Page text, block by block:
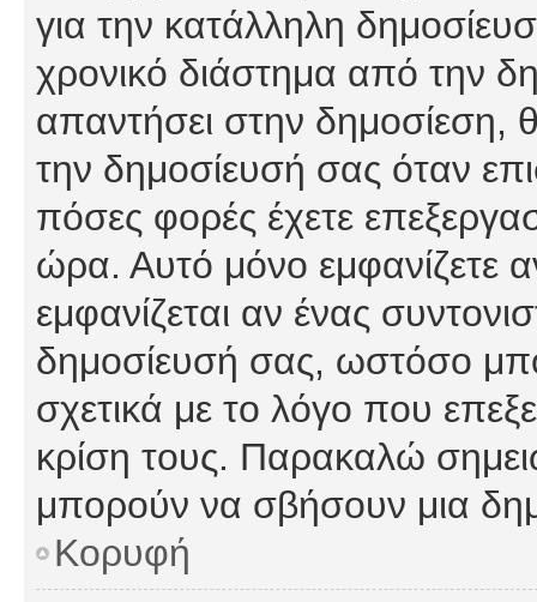
για την κατάλληλη
χρονικό διάστημα από την
απαντήσει στην δημοσίεση,
την δημοσίευσή σας όταν
πόσες φορές έχετε
ώρα. Αυτό μόνο εμφανίζετε
εμφανίζεται αν ένας
δημοσίευσή σας, ωστόσο
σχετικά με το λόγο που
κρίση τους. Παρακαλώ
μπορούν να σβήσουν μια
Κορυφή